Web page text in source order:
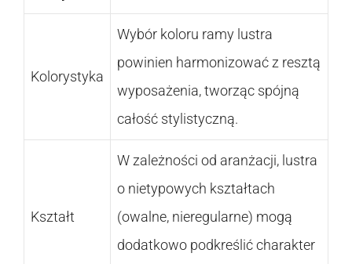
Kolorystyka
Wybór koloru ramy lustra
powinien harmonizować z resztą
wyposażenia, tworząc spójną
całość stylistyczną.
Kształt
W zależności od aranżacji, lustra
o nietypowych kształtach
(owalne, nieregularne) mogą
dodatkowo podkreślić charakter